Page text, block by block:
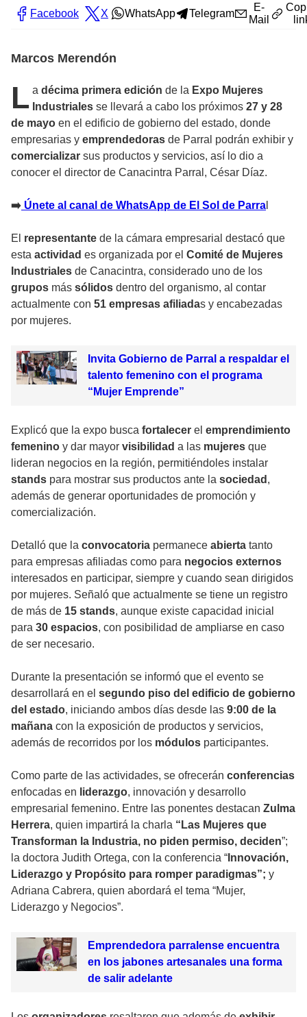
Facebook X WhatsApp Telegram
E-
Mail
Marcos Merendón
L a décima primera edición de la Expo Mujeres
Industriales se llevará a cabo los próximos 27 y 28
de mayo en el edificio de gobierno del estado, donde
empresarias y emprendedoras de Parral podrán exhibir y
comercializar sus productos y servicios, así lo dio a
conocer el director de Canacintra Parral, César Díaz.
➡️ Únete al canal de WhatsApp de El Sol de Parra
El representante de la cámara empresarial destacó que
esta actividad es organizada por el Comité de Mujeres
Industriales de Canacintra, considerado uno de los
grupos más sólidos dentro del organismo, al contar
actualmente con 51 empresas afiliadas y encabezadas
por mujeres.
Invita Gobierno de Parral a respaldar el
talento femenino con el programa
“Mujer Emprende”
Explicó que la expo busca fortalecer el emprendimiento
femenino y dar mayor visibilidad a las mujeres que
lideran negocios en la región, permitiéndoles instalar
stands para mostrar sus productos ante la sociedad ,
además de generar oportunidades de promoción y
comercialización.
Detalló que la convocatoria permanece abierta tanto
para empresas afiliadas como para negocios externos
interesados en participar, siempre y cuando sean dirigidos
por mujeres. Señaló que actualmente se tiene un registro
de más de 15 stands, aunque existe capacidad inicial
para 30 espacios, con posibilidad de ampliarse en caso
de ser necesario.
Durante la presentación se informó que el evento se
desarrollará en el segundo piso del edificio de gobierno
del estado, iniciando ambos días desde las 9:00 de la
mañana con la exposición de productos y servicios,
además de recorridos por los módulos participantes.
Como parte de las actividades, se ofrecerán conferencias
enfocadas en liderazgo, innovación y desarrollo
empresarial femenino. Entre las ponentes destacan Zulma
Herrera, quien impartirá la charla “Las Mujeres que
Transforman la Industria, no piden permiso, deciden”;
la doctora Judith Ortega, con la conferencia “ Innovación,
Liderazgo y Propósito para romper paradigmas”; y
Adriana Cabrera, quien abordará el tema “Mujer,
Liderazgo y Negocios”.
Emprendedora parralense encuentra
en los jabones artesanales una forma
de salir adelante